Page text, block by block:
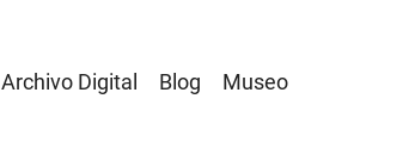
Archivo Digital Blog Museo